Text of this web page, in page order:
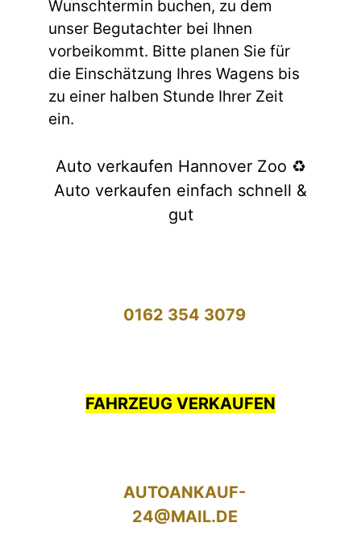
Wunschtermin buchen, zu dem
unser Begutachter bei Ihnen
vorbeikommt. Bitte planen Sie für
die Einschätzung Ihres Wagens bis
zu einer halben Stunde Ihrer Zeit
ein.
Auto verkaufen Hannover Zoo ♻️
Auto verkaufen einfach schnell &
gut
0162 354 3079
FAHRZEUG VERKAUFEN
AUTOANKAUF-
24@MAIL.DE